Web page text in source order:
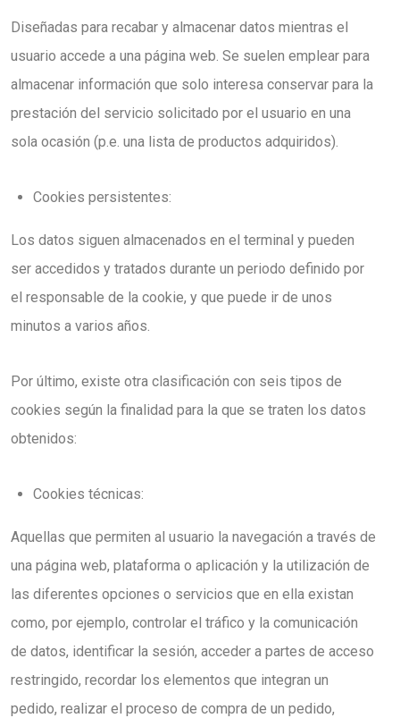
Diseñadas para recabar y almacenar datos mientras el
usuario accede a una página web. Se suelen emplear para
almacenar información que solo interesa conservar para la
prestación del servicio solicitado por el usuario en una
sola ocasión (p.e. una lista de productos adquiridos).
Cookies persistentes:
Los datos siguen almacenados en el terminal y pueden
ser accedidos y tratados durante un periodo definido por
el responsable de la cookie, y que puede ir de unos
minutos a varios años.
Por último, existe otra clasificación con seis tipos de
cookies según la finalidad para la que se traten los datos
obtenidos:
Cookies técnicas:
Aquellas que permiten al usuario la navegación a través de
una página web, plataforma o aplicación y la utilización de
las diferentes opciones o servicios que en ella existan
como, por ejemplo, controlar el tráfico y la comunicación
de datos, identificar la sesión, acceder a partes de acceso
restringido, recordar los elementos que integran un
pedido, realizar el proceso de compra de un pedido,